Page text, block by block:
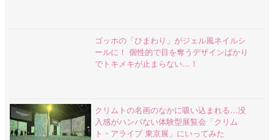
ゴッホの「ひまわり」がジェル風ネイルシ
ールに！ 個性的で目を奪うデザインばかり
でトキメキが止まらない…！
クリムトの名画のなかに吸い込まれる…没
入感がハンパない体験型展覧会「クリム
ト・アライブ 東京展」にいってみた